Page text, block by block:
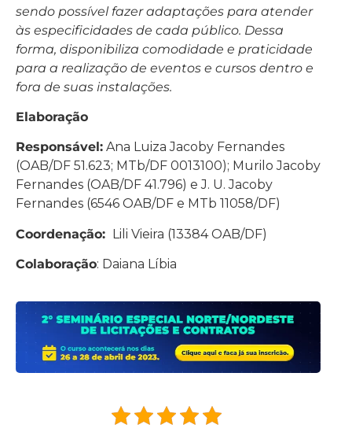
sendo possível fazer adaptações para atender
às especificidades de cada público. Dessa
forma, disponibiliza comodidade e praticidade
para a realização de eventos e cursos dentro e
fora de suas instalações.
Elaboração
Responsável: Ana Luiza Jacoby Fernandes
(OAB/DF 51.623; MTb/DF 0013100); Murilo Jacoby
Fernandes (OAB/DF 41.796) e J. U. Jacoby
Fernandes (6546 OAB/DF e MTb 11058/DF)
Coordenação: Lili Vieira (13384 OAB/DF)
Colaboração: Daiana Líbia